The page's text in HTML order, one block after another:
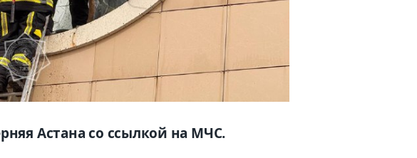
Астана со ссылкой на МЧС.